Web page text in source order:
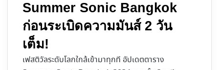
Summer Sonic Bangkok
ก่อนระเบิดความมันส์ 2 วัน
เต็ม!
เฟสติวัลระดับโลกใกล้เข้ามาทุกที อัปเดตตาราง